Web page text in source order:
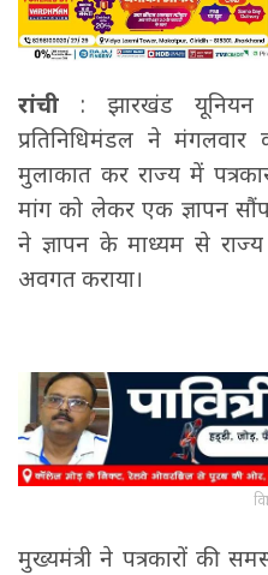
रांची : झारखंड
प्रतिनिधिमंडल ने
मुलाकात कर राज्य में
मांग को लेकर एक ज्ञापन
ने ज्ञापन के माध्यम से
अवगत कराया।
मुख्यमंत्री ने पत्रकारों की